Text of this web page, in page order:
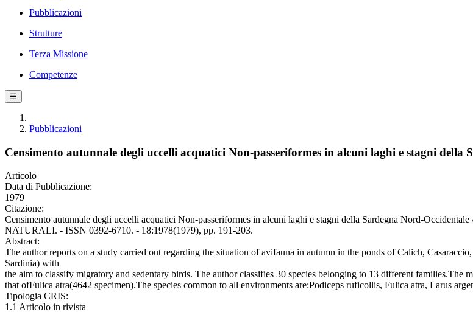
Pubblicazioni
Strutture
Terza Missione
Competenze
☰
Pubblicazioni
Censimento autunnale degli uccelli acquatici Non-passeriformes in alcuni laghi e stagni della
Articolo
Data di Pubblicazione:
1979
Citazione:
Censimento autunnale degli uccelli acquatici Non-passeriformes in alcuni laghi e stagni della Sardegna Nord-
NATURALI. - ISSN 0392-6710. - 18:1978(1979), pp. 191-203.
Abstract:
The author reports on a study carried out regarding the situation of avifauna in autumn in the ponds of Calich,
Sardinia) with
the aim to classify migratory and sedentary birds. The author classifies 30 species belonging to 13 different families.The
that ofFulica atra(4642 specimen).The species common to all environments are:Podiceps ruficollis, Fulica atra, Larus
Tipologia CRIS:
1.1 Articolo in rivista